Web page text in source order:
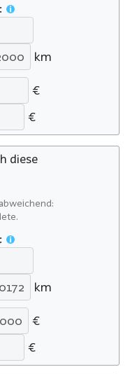
km
€
€
diese
km
€
€